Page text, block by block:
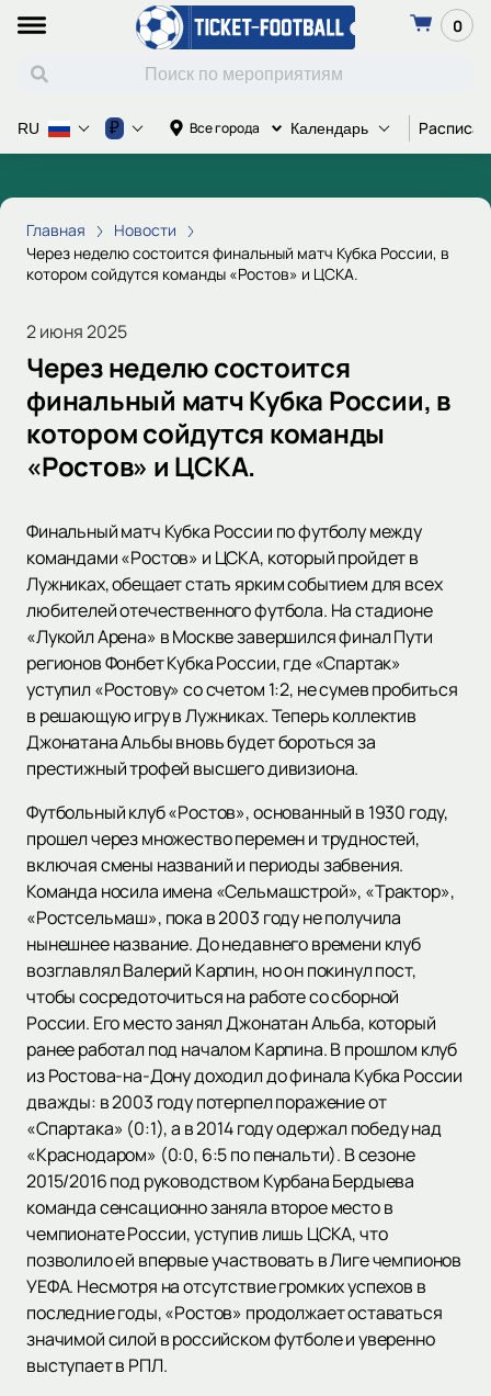
0
Все города Календарь
RU ₽
Главная
Новости
Через неделю состоится финальный матч Кубка России, в
котором сойдутся команды «Ростов» и ЦСКА.
2 июня 2025
Через неделю состоится
финальный матч Кубка России, в
котором сойдутся команды
«Ростов» и ЦСКА.
Финальный матч Кубка России по футболу между
командами «Ростов» и ЦСКА, который пройдет в
Лужниках, обещает стать ярким событием для всех
любителей отечественного футбола. На стадионе
«Лукойл Арена» в Москве завершился финал Пути
регионов Фонбет Кубка России, где «Спартак»
уступил «Ростову» со счетом 1:2, не сумев пробиться
в решающую игру в Лужниках. Теперь коллектив
Джонатана Альбы вновь будет бороться за
престижный трофей высшего дивизиона.
Футбольный клуб «Ростов», основанный в 1930 году,
прошел через множество перемен и трудностей,
включая смены названий и периоды забвения.
Команда носила имена «Сельмашстрой», «Трактор»,
«Ростсельмаш», пока в 2003 году не получила
нынешнее название. До недавнего времени клуб
возглавлял Валерий Карпин, но он покинул пост,
чтобы сосредоточиться на работе со сборной
России. Его место занял Джонатан Альба, который
ранее работал под началом Карпина. В прошлом клуб
из Ростова-на-Дону доходил до финала Кубка России
дважды: в 2003 году потерпел поражение от
«Спартака» (0:1), а в 2014 году одержал победу над
«Краснодаром» (0:0, 6:5 по пенальти). В сезоне
2015/2016 под руководством Курбана Бердыева
команда сенсационно заняла второе место в
чемпионате России, уступив лишь ЦСКА, что
позволило ей впервые участвовать в Лиге чемпионов
УЕФА. Несмотря на отсутствие громких успехов в
последние годы, «Ростов» продолжает оставаться
значимой силой в российском футболе и уверенно
выступает в РПЛ.